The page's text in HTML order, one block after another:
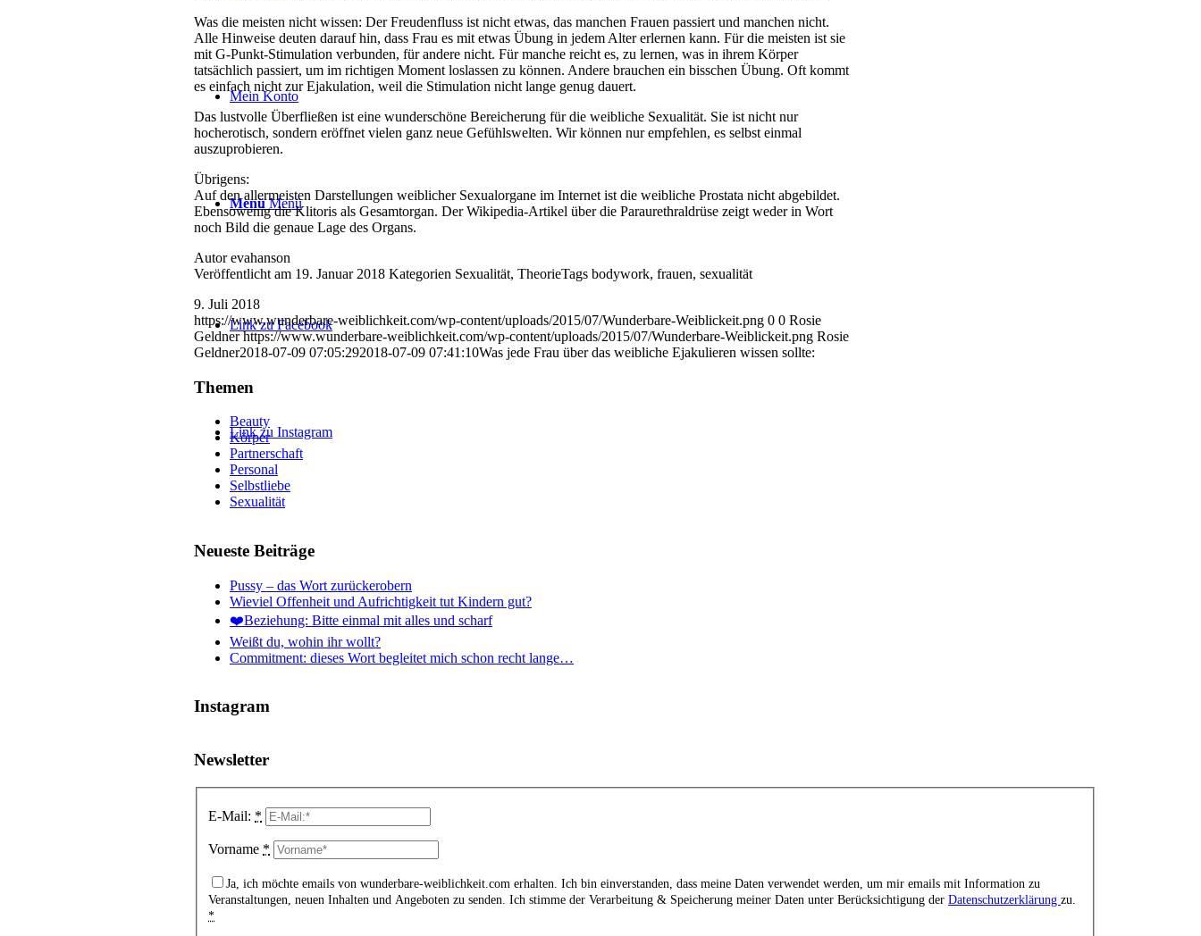
Mein Konto
Menü Menü
Link zu Facebook
Link zu Instagram
Was die meisten nicht wissen: Der Freudenfluss ist nicht etwas, das manchen Frauen passiert und manchen nicht.
Alle Hinweise deuten darauf hin, dass Frau es mit etwas Übung in jedem Alter erlernen kann. Für die meisten ist sie
mit G-Punkt-Stimulation verbunden, für andere nicht. Für manche reicht es, zu lernen, was in ihrem Körper
tatsächlich passiert, um im richtigen Moment loslassen zu können. Andere brauchen ein bisschen Übung. Oft kommt
es einfach nicht zur Ejakulation, weil die Stimulation nicht lange genug dauert.
Das lustvolle Überfließen ist eine wunderschöne Bereicherung für die weibliche Sexualität. Sie ist nicht nur
hocherotisch, sondern eröffnet vielen ganz neue Gefühlswelten. Wir können nur empfehlen, es selbst einmal
auszuprobieren.
Übrigens:
Auf den allermeisten Darstellungen weiblicher Sexualorgane im Internet ist die weibliche Prostata nicht abgebildet.
Ebensowenig die Klitoris als Gesamtorgan. Der Wikipedia-Artikel über die Paraurethraldrüse zeigt weder in Wort
noch Bild die genaue Lage des Organs.
Autor evahanson
Veröffentlicht am 19. Januar 2018 Kategorien Sexualität, TheorieTags bodywork, frauen, sexualität
9. Juli 2018
https://www.wunderbare-weiblichkeit.com/wp-content/uploads/2015/07/Wunderbare-Weiblickeit.png 0 0 Rosie
Geldner https://www.wunderbare-weiblichkeit.com/wp-content/uploads/2015/07/Wunderbare-Weiblickeit.png Rosie
Geldner2018-07-09 07:05:292018-07-09 07:41:10Was jede Frau über das weibliche Ejakulieren wissen sollte:
Themen
Beauty
Körper
Partnerschaft
Personal
Selbstliebe
Sexualität
Neueste Beiträge
Pussy – das Wort zurückerobern
Wieviel Offenheit und Aufrichtigkeit tut Kindern gut?
❤️Beziehung: Bitte einmal mit alles und scharf
Weißt du, wohin ihr wollt?
Commitment: dieses Wort begleitet mich schon recht lange…
Instagram
Newsletter
E-Mail: *
Vorname *
Ja, ich möchte emails von wunderbare-weiblichkeit.com erhalten. Ich bin einverstanden, dass meine Daten verwendet werden, um mir emails mit Information zu
Veranstaltungen, neuen Inhalten und Angeboten zu senden. Ich stimme der Verarbeitung & Speicherung meiner Daten unter Berücksichtigung der Datenschutzerklärung zu.
*